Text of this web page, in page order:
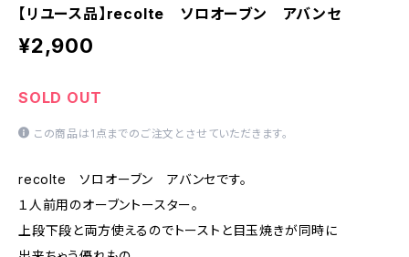
【リユース品】recolte ソロオーブン アバンセ
¥2,900
SOLD OUT
この商品は1点までのご注文とさせていただきます。
recolte ソロオーブン アバンセです。
１人前用のオーブントースター。
上段下段と両方使えるのでトーストと目玉焼きが同時に